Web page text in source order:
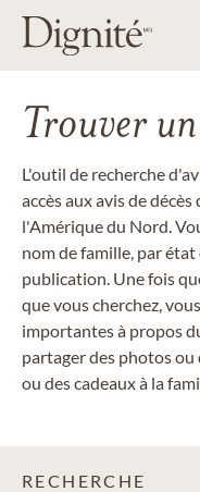
Trouver un
L'outil de recherche
accès aux avis de
l'Amérique du Nord.
nom de famille, par
publication. Une fois
que vous cherchez,
importantes à propos
partager des photos
ou des cadeaux à la
RECHERCHE